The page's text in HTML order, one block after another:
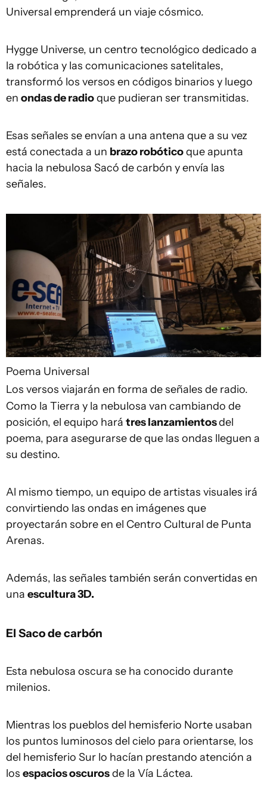
Universal emprenderá un viaje cósmico.
Hygge Universe, un centro tecnológico dedicado a
la robótica y las comunicaciones satelitales,
transformó los versos en códigos binarios y luego
en ondas de radioque pudieran ser transmitidas.
Esas señales se envían a una antena que a su vez
está conectada a un brazo robóticoque apunta
hacia la nebulosa Sacó de carbón y envía las
señales.
Poema Universal
Los versos viajarán en forma de señales de radio.
Como la Tierra y la nebulosa van cambiando de
posición, el equipo hará tres lanzamientosdel
poema, para asegurarse de que las ondas lleguen a
su destino.
Al mismo tiempo, un equipo de artistas visuales irá
convirtiendo las ondas en imágenes que
proyectarán sobre en el Centro Cultural de Punta
Arenas.
Además, las señales también serán convertidas en
una escultura 3D.
El Saco de carbón
Esta nebulosa oscura se ha conocido durante
milenios.
Mientras los pueblos del hemisferio Norte usaban
los puntos luminosos del cielo para orientarse, los
del hemisferio Sur lo hacían prestando atención a
los espacios oscurosde la Vía Láctea.